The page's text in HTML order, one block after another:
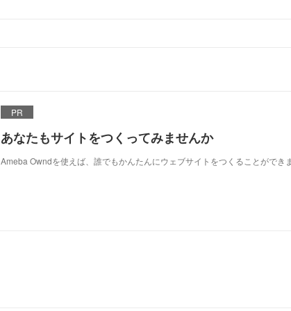
PR
あなたもサイトをつくってみませんか
Ameba Owndを使えば、誰でもかんたんにウェブサイトをつくることができ